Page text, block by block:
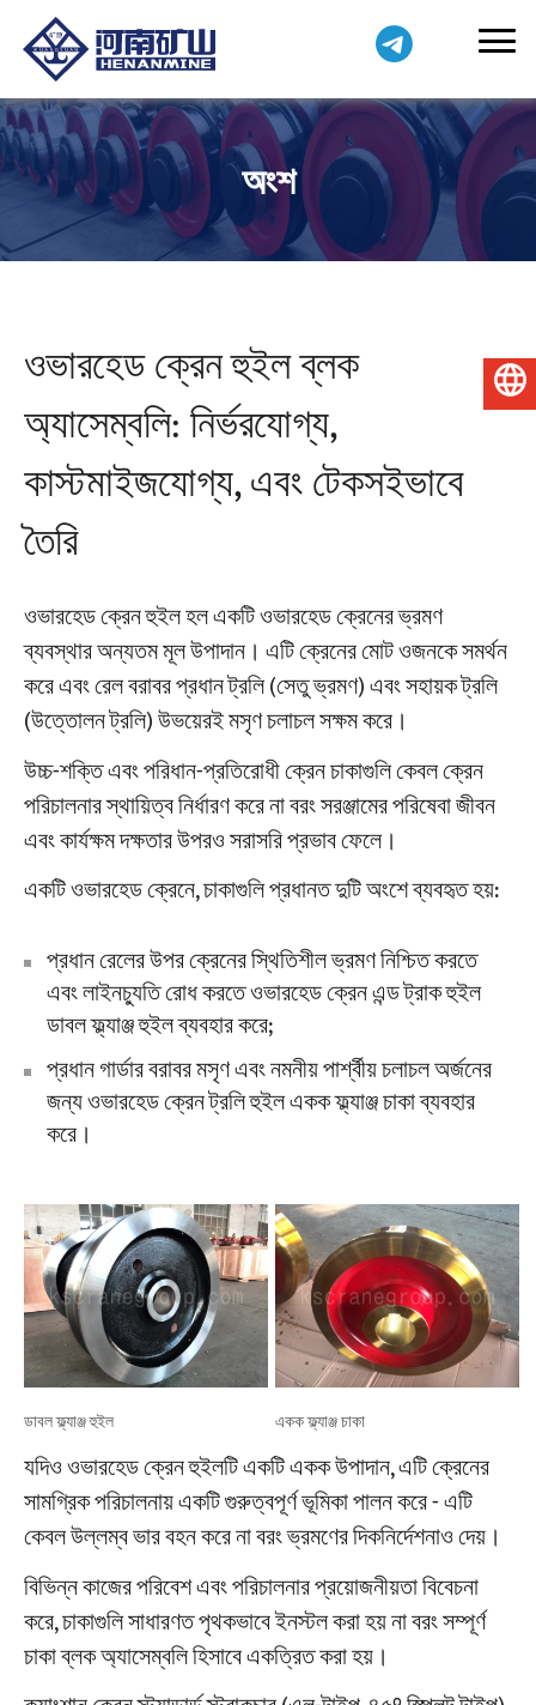
অ্যাপ্লিকেশন
আমাদের সম্পর্কে
যোগাযোগ করুন
অংশ
ওভারহেড ক্রেন হুইল ব্লক
অ্যাসেম্বলি: নির্ভরযোগ্য,
কাস্টমাইজযোগ্য, এবং টেকসইভাবে
তৈরি
ওভারহেড ক্রেন হুইল হল একটি ওভারহেড ক্রেনের ভ্রমণ
ব্যবস্থার অন্যতম মূল উপাদান। এটি ক্রেনের মোট ওজনকে সমর্থন
করে এবং রেল বরাবর প্রধান ট্রলি (সেতু ভ্রমণ) এবং সহায়ক ট্রলি
(উত্তোলন ট্রলি) উভয়েরই মসৃণ চলাচল সক্ষম করে।
উচ্চ-শক্তি এবং পরিধান-প্রতিরোধী ক্রেন চাকাগুলি কেবল ক্রেন
পরিচালনার স্থায়িত্ব নির্ধারণ করে না বরং সরঞ্জামের পরিষেবা জীবন
এবং কার্যক্ষম দক্ষতার উপরও সরাসরি প্রভাব ফেলে।
একটি ওভারহেড ক্রেনে, চাকাগুলি প্রধানত দুটি অংশে ব্যবহৃত হয়:
প্রধান রেলের উপর ক্রেনের স্থিতিশীল ভ্রমণ নিশ্চিত করতে
এবং লাইনচ্যুতি রোধ করতে ওভারহেড ক্রেন এন্ড ট্রাক হুইল
ডাবল ফ্ল্যাঞ্জ হুইল ব্যবহার করে;
প্রধান গার্ডার বরাবর মসৃণ এবং নমনীয় পার্শ্বীয় চলাচল অর্জনের
জন্য ওভারহেড ক্রেন ট্রলি হুইল একক ফ্ল্যাঞ্জ চাকা ব্যবহার
করে।
ডাবল ফ্ল্যাঞ্জ হুইল একক ফ্ল্যাঞ্জ চাকা
যদিও ওভারহেড ক্রেন হুইলটি একটি একক উপাদান, এটি ক্রেনের
সামগ্রিক পরিচালনায় একটি গুরুত্বপূর্ণ ভূমিকা পালন করে - এটি
কেবল উল্লম্ব ভার বহন করে না বরং ভ্রমণের দিকনির্দেশনাও দেয়।
বিভিন্ন কাজের পরিবেশ এবং পরিচালনার প্রয়োজনীয়তা বিবেচনা
করে, চাকাগুলি সাধারণত পৃথকভাবে ইনস্টল করা হয় না বরং সম্পূর্ণ
চাকা ব্লক অ্যাসেম্বলি হিসাবে একত্রিত করা হয়।
বাংলা